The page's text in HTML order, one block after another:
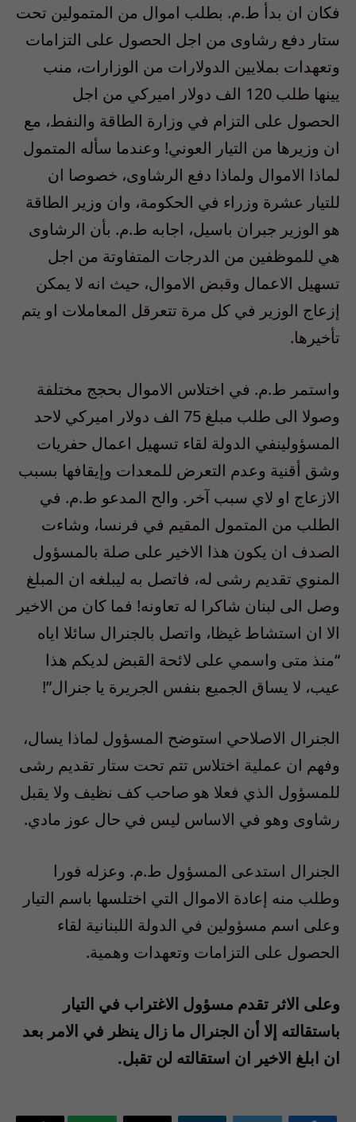
فكان ان بدأ ط.م. بطلب اموال من المتمولين تحت
ستار دفع رشاوى من اجل الحصول على التزامات
وتعهدات بملايين الدولارات من الوزارات، منب
يينها طلب 120 الف دولار اميركي من اجل
الحصول على التزام في وزارة الطاقة والنفط، مع
ان وزيرها من التيار العوني! وعندما سأله المتمول
لماذا الاموال ولماذا دفع الرشاوى، خصوصا ان
للتيار عشرة وزراء في الحكومة، وان وزير الطاقة
هو الوزير جبران باسيل، اجابه ط.م. بأن الرشاوى
هي للموظفين من الدرجات المتفاوتة من اجل
تسهيل الاعمال وقبض الاموال، حيث انه لا يمكن
إزعاج الوزير في كل مرة تتعرقل المعاملات او يتم
تأخيرها.
واستمر ط.م. في اختلاس الاموال بحجج مختلفة
وصولا الى طلب مبلغ 75 الف دولار اميركي لاحد
المسؤولينفي الدولة لقاء تسهيل اعمال حفريات
وشق أقنية وعدم التعرض للمعدات وإيقافها بسبب
الازعاج او لاي سبب آخر. والح المدعو ط.م. في
الطلب من المتمول المقيم في فرنسا، وشاءت
الصدف ان يكون هذا الاخير على صلة بالمسؤول
المنوي تقديم رشى له، فاتصل به ليبلغه ان المبلغ
وصل الى لبنان شاكرا له تعاونه! فما كان من الاخير
الا ان استشاط غيظا، واتصل بالجنرال سائلا اياه
“منذ متى واسمي على لائحة القبض لديكم هذا
عيب، لا يساق الجميع بنفس الجريرة يا جنرال”!
الجنرال الاصلاحي استوضح المسؤول لماذا يسال،
وفهم ان عملية اختلاس تتم تحت ستار تقديم رشى
للمسؤول الذي فعلا هو صاحب كف نظيف ولا يقبل
رشاوى وهو في الاساس ليس في حال عوز مادي.
الجنرال استدعى المسؤول ط.م. وعزله فورا
وطلب منه إعادة الاموال التي اختلسها باسم التيار
وعلى اسم مسؤولين في الدولة اللبنانية لقاء
الحصول على التزامات وتعهدات وهمية.
وعلى الاثر تقدم مسؤول الاغتراب في التيار
باستقالته إلا أن الجنرال ما زال ينظر في الامر بعد
ان ابلغ الاخير ان استقالته لن تقبل.